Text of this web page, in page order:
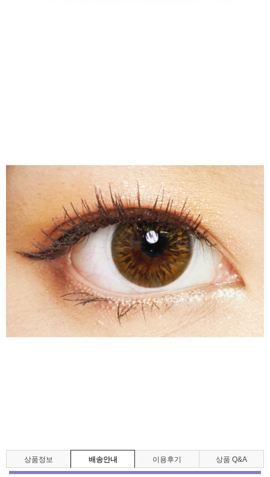
상품정보 배송안내 이용후기 상품 Q&A